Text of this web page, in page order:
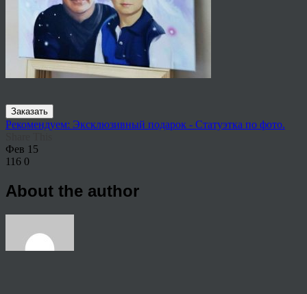
Заказать
Рекомендуем: Эксклюзивный подарок - Статуэтка по фото.
Фев 15
116 0
About the author